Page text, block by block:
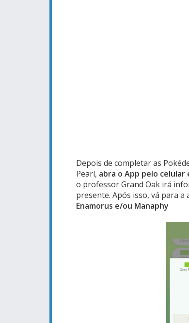
Depois de completar as
Pearl, abra o App pelo celular
o professor Grand Oak irá
presente. Após isso, vá para a
Enamorus e/ou Manaphy